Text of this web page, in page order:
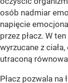
osób nadmiar
napięcie
przez płacz. W
wyrzucane z
utraconą
Płacz pozwala na